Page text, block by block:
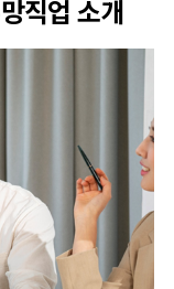
직업 소개